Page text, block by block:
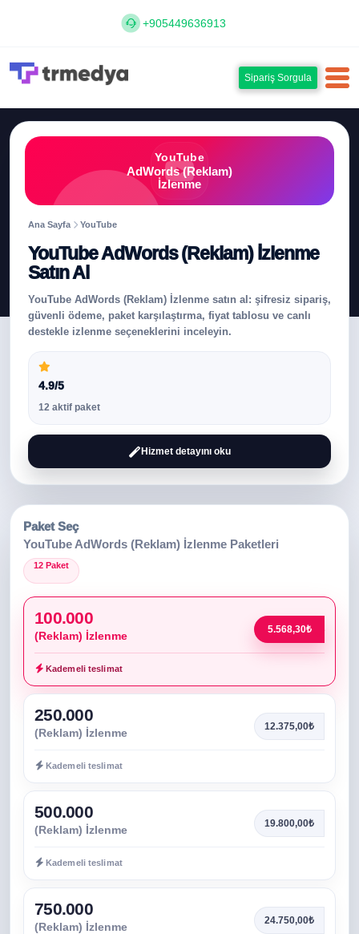
+905449636913
Sipariş Sorgula
YouTube
AdWords (Reklam)
İzlenme
Ana Sayfa YouTube
YouTube AdWords (Reklam) İzlenme
Satın Al
YouTube AdWords (Reklam) İzlenme satın al: şifresiz sipariş,
güvenli ödeme, paket karşılaştırma, fiyat tablosu ve canlı
destekle izlenme seçeneklerini inceleyin.
4.9/5
12 aktif paket
Hizmet detayını oku
Paket Seç
YouTube AdWords (Reklam) İzlenme Paketleri
12 Paket
100.000
(Reklam) İzlenme 5.568,30₺
Kademeli teslimat
250.000
(Reklam) İzlenme 12.375,00₺
Kademeli teslimat
500.000
(Reklam) İzlenme 19.800,00₺
Kademeli teslimat
750.000
(Reklam) İzlenme 24.750,00₺